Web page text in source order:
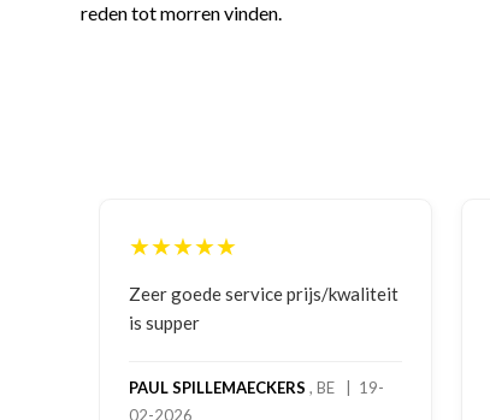
reden tot morren vinden.
★★★★★
Zeer goede service prijs/kwaliteit
is supper
PAUL SPILLEMAECKERS , BE | 19-
02-2026